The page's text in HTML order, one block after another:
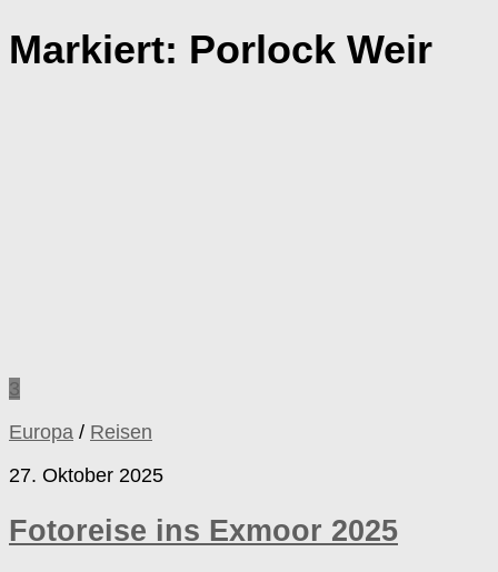
Markiert: Porlock Weir
3
Europa / Reisen
27. Oktober 2025
Fotoreise ins Exmoor 2025